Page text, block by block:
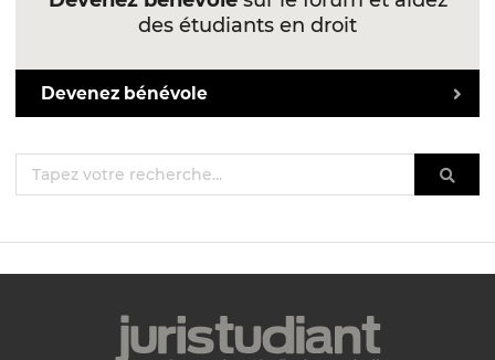
des étudiants en droit
Devenez bénévole